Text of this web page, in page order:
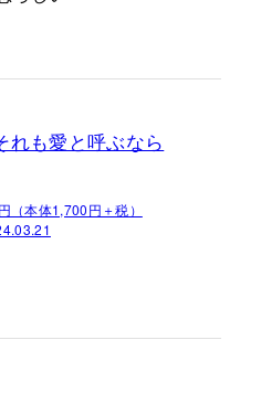
れも愛と呼ぶなら
（本体1,700円＋税）